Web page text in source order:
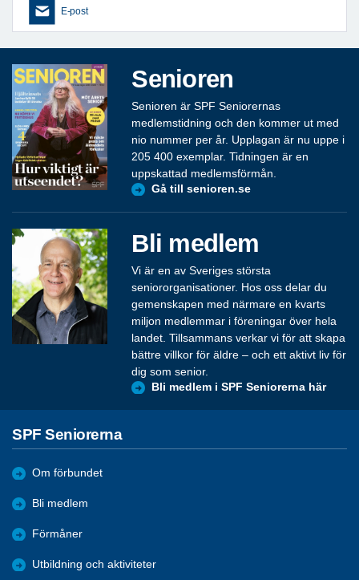
E-post
Senioren
Senioren är SPF Seniorernas
medlemstidning och den kommer ut med
nio nummer per år. Upplagan är nu uppe i
205 400 exemplar. Tidningen är en
uppskattad medlemsförmån.
Gå till senioren.se
Bli medlem
Vi är en av Sveriges största
seniororganisationer. Hos oss delar du
gemenskapen med närmare en kvarts
miljon medlemmar i föreningar över hela
landet. Tillsammans verkar vi för att skapa
bättre villkor för äldre – och ett aktivt liv för
dig som senior.
Bli medlem i SPF Seniorerna här
SPF Seniorerna
Om förbundet
Bli medlem
Förmåner
Utbildning och aktiviteter